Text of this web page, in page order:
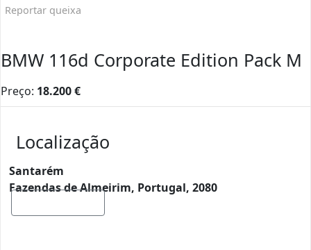
Reportar queixa
BMW 116d Corporate Edition Pack M
Preço: 18.200€
Localização
Santarém
Fazendas de Almeirim, Portugal, 2080